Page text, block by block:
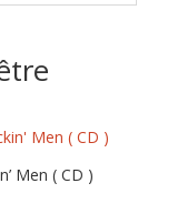
Men ( CD )